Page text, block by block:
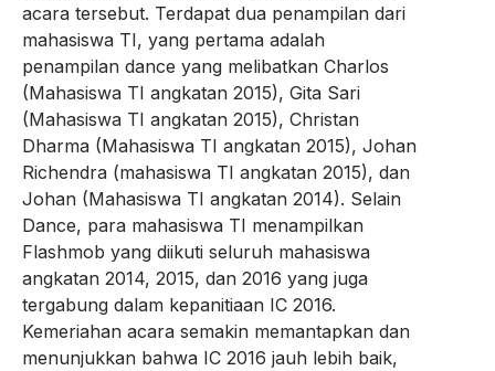
acara tersebut. Terdapat dua penampilan dari
mahasiswa TI, yang pertama adalah
penampilan dance yang melibatkan Charlos
(Mahasiswa TI angkatan 2015), Gita Sari
(Mahasiswa TI angkatan 2015), Christan
Dharma (Mahasiswa TI angkatan 2015), Johan
Richendra (mahasiswa TI angkatan 2015), dan
Johan (Mahasiswa TI angkatan 2014). Selain
Dance, para mahasiswa TI menampilkan
Flashmob yang diikuti seluruh mahasiswa
angkatan 2014, 2015, dan 2016 yang juga
tergabung dalam kepanitiaan IC 2016.
Kemeriahan acara semakin memantapkan dan
menunjukkan bahwa IC 2016 jauh lebih baik,